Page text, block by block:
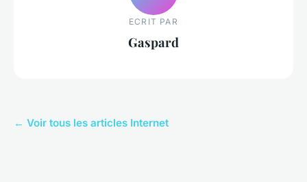
ECRIT PAR
Gaspard
← Voir tous les articles Internet